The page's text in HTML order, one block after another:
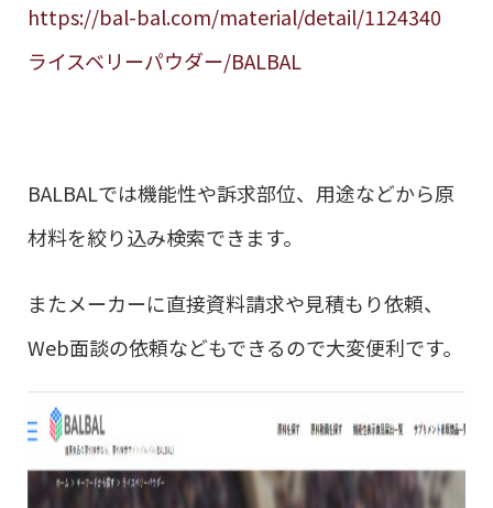
https://bal-bal.com/material/detail/1124340
ライスベリーパウダー/BALBAL
BALBALでは機能性や訴求部位、用途などから原
材料を絞り込み検索できます。
またメーカーに直接資料請求や見積もり依頼、
Web面談の依頼などもできるので大変便利です。